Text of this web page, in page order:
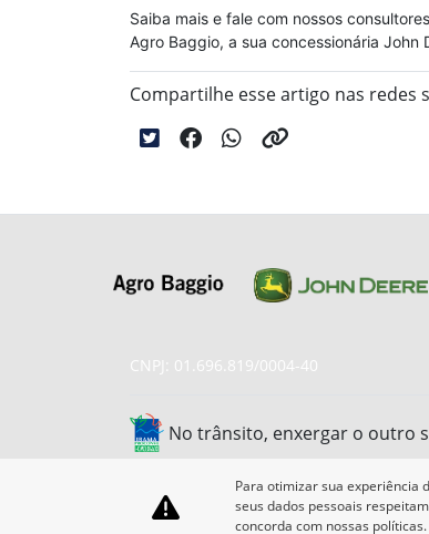
Saiba mais e fale com nossos
Agro Baggio, a sua concessionária John
Compartilhe esse artigo nas redes
CNPJ: 01.696.819/0004-40
No trânsito, enxergar o outro
Para otimizar sua experiência
seus dados pessoais
concorda com nossas políticas.